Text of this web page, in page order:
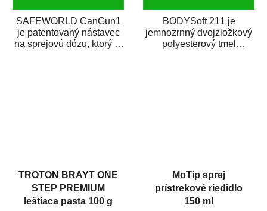
SAFEWORLD CanGun1
je patentovaný nástavec
na sprejovú dózu, ktorý ju
BODYSoft 211 je
jemnozrnný dvojzložkový
polyesterový tmel
TROTON BRAYT ONE
STEP PREMIUM
leštiaca pasta 100 g
MoTip sprej
prístrekové riedidlo
150 ml